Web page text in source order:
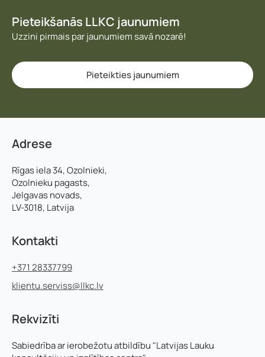
Pieteikšanās LLKC jaunumiem
Uzzini pirmais par jaunumiem savā nozarē!
Pieteikties jaunumiem
Adrese
Rīgas iela 34, Ozolnieki,
Ozolnieku pagasts,
Jelgavas novads,
LV-3018, Latvija
Kontakti
+371 28337799
klientu.serviss@llkc.lv
Rekvizīti
Sabiedrība ar ierobežotu atbildību "Latvijas Lauku